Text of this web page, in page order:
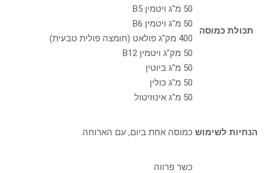
תכולת כמוסה
50 מ"ג ויטמין B5
50 מ"ג ויטמין B6
400 מק"ג פולאט (חומצה פולית טבעית)
50 מק"ג ויטמין B12
50 מ"ג ביוטין
50 מ"ג כולין
50 מ"ג אינוזיטול
הנחיות לשימוש כמוסה אחת ביום, עם הארוחה.
כשר פרווה